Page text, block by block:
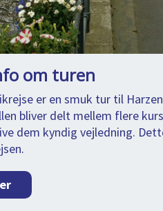
om turen
er en smuk tur til
bliver delt mellem flere
dem kyndig vejledning.